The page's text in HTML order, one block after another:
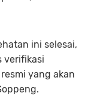
ini selesai,
verifikasi
yang akan